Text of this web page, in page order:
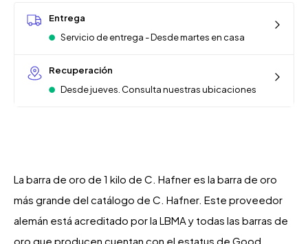
Entrega
Servicio de entrega - Desde martes en casa
Recuperación
Desde jueves. Consulta nuestras ubicaciones
La barra de oro de 1 kilo de C. Hafner es la barra de oro
más grande del catálogo de C. Hafner. Este proveedor
alemán está acreditado por la LBMA y todas las barras de
oro que producen cuentan con el estatus de Good